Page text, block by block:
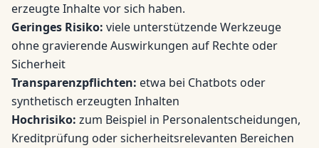
erzeugte Inhalte vor sich haben.
Geringes Risiko: viele unterstützende Werkzeuge
ohne gravierende Auswirkungen auf Rechte oder
Sicherheit
Transparenzpflichten: etwa bei Chatbots oder
synthetisch erzeugten Inhalten
Hochrisiko: zum Beispiel in Personalentscheidungen,
Kreditprüfung oder sicherheitsrelevanten Bereichen